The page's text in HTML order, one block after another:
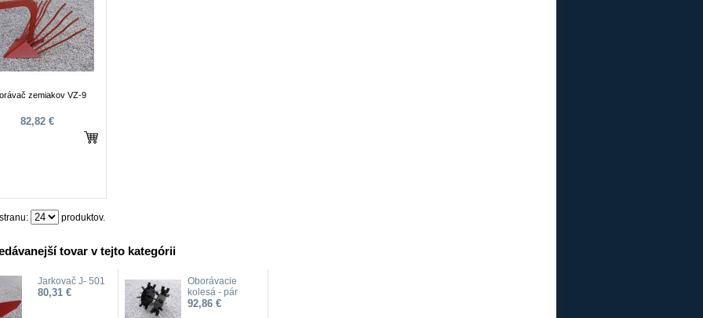
zemiakov VZ-9
82,82 €
produktov.
tovar v tejto kategórii
Jarkovač J- 501
80,31 €
Oborávacie
kolesá - pár
92,86 €